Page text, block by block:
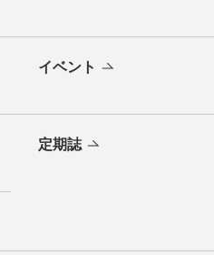
イベント
定期誌